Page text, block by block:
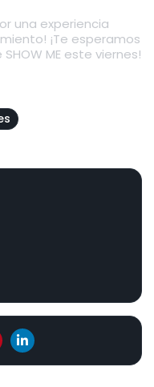
una experiencia
¡Te esperamos
ME este viernes!